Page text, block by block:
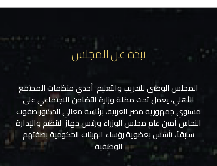
نبذة عن المجلس
المجلس الوطني للتدريب والتعليم أحدي منظمات المجتمع
الأهلي، يعمل تحت مظلة وزارة التضامن الاجتماعي على
مستوي جمهورية مصر العربية، برئاسة معالي الدكتور صفوت
النحاس أمين عام مجلس الوزراء ورئيس جهاز التنظيم والإدارة
سابقاً، تأسس بعضوية رؤساء الهيئات الحكومية بصفتهم
الوظيفية